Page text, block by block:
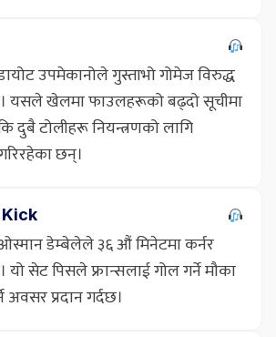
उपमेकानोले गुस्ताभो गोमेज विरुद्ध
यसले खेलमा फाउलहरूको बढ्दो सूचीमा
दुबै टोलीहरू नियन्त्रणको लागि
गरिरहेका छन्।
डेम्बेलेले ३६ औं मिनेटमा कर्नर
सेट पिसले फ्रान्सलाई गोल गर्ने मौका
अवसर प्रदान गर्दछ।